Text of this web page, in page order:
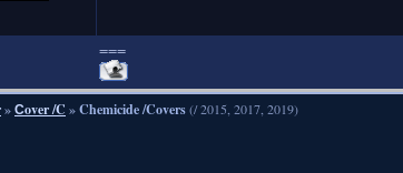
===
»Сover /C »Chemicide /Covers(/ 2015, 2017, 2019)